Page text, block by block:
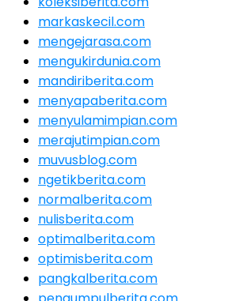
markaskecil.com
mengejarasa.com
mengukirdunia.com
mandiriberita.com
menyapaberita.com
menyulamimpian.com
merajutimpian.com
muvusblog.com
ngetikberita.com
normalberita.com
nulisberita.com
optimalberita.com
optimisberita.com
pangkalberita.com